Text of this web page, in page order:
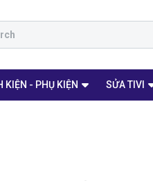
KIỆN - PHỤ KIỆN SỬA TIVI